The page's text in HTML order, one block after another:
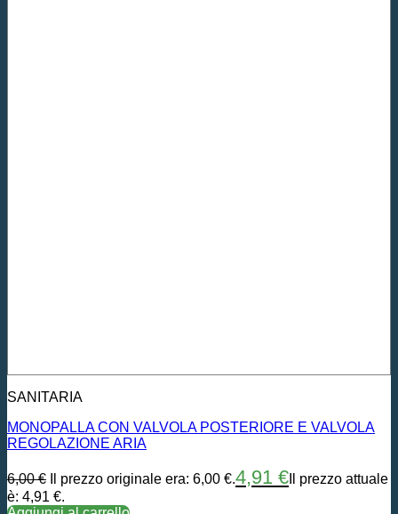
SANITARIA
MONOPALLA CON VALVOLA POSTERIORE E VALVOLA
REGOLAZIONE ARIA
6,00€ Il prezzo originale era: 6,00 €.4,91 € Il prezzo attuale
è: 4,91 €.